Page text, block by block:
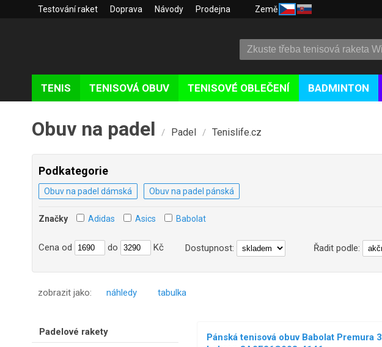
Testování raket Doprava Návody Prodejna Země
TENIS TENISOVÁ OBUV TENISOVÉ OBLEČENÍ BADMINTON
Obuv na padel / Padel / Tenislife.cz
Podkategorie
Obuv na padel dámská Obuv na padel pánská
Značky Adidas Asics Babolat
Cena od do Kč Dostupnost: Řadit podle:
zobrazit jako: náhledy tabulka
Padelové rakety
Pánská tenisová obuv Babolat Premura 3